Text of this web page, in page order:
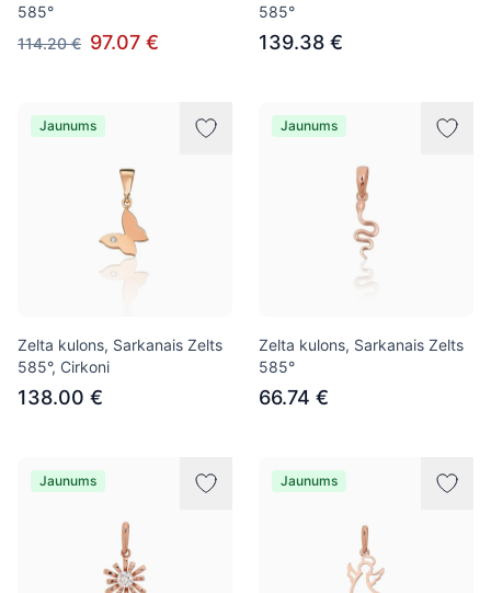
585°
114.20 € 97.07 €
585°
139.38 €
Jaunums
Zelta kulons, Sarkanais Zelts
585°, Cirkoni
138.00 €
Jaunums
Zelta kulons, Sarkanais Zelts
585°
66.74 €
Jaunums Jaunums